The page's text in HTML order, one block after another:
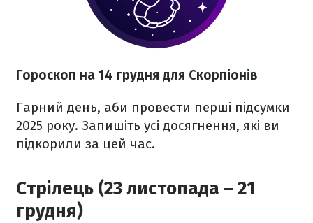
Гороскоп на 14 грудня для Скорпіонів
Гарний день, аби провести перші підсумки
2025 року. Запишіть усі досягнення, які ви
підкорили за цей час.
Стрілець (23 листопада – 21
грудня)